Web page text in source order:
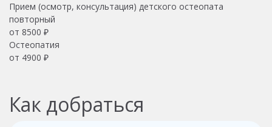
Прием (осмотр, консультация) детского остеопата
повторный
от 8500 ₽
Остеопатия
от 4900 ₽
Как добраться